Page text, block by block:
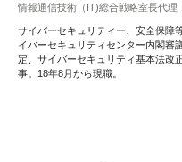
情報通信技術（IT)総合戦略室長代理
サイバーセキュリティー、安全保障
イバーセキュリティセンター内閣審
定、サイバーセキュリティ基本法改
事。18年8月から現職。